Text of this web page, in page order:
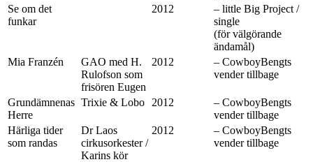
Se om det
funkar
2012
– little Big Project /
single
(för välgörande
ändamål)
Mia Franzén
GAO med H.
Rulofson som
frisören Eugen
2012
– CowboyBengts
vender tillbage
Grundämnenas
Herre
Trixie & Lobo 2012
– CowboyBengts
vender tillbage
Härliga tider
som randas
Dr Laos
cirkusorkester /
Karins kör
2012
– CowboyBengts
vender tillbage